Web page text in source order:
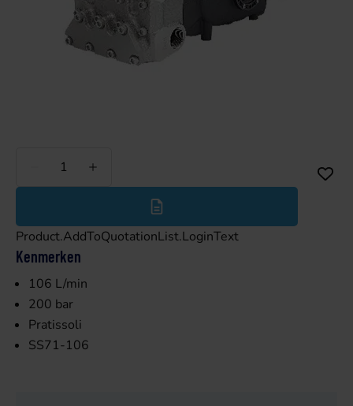
Minder
Product.AddToQuotationList.LoginText
Kenmerken
106 L/min
200 bar
Pratissoli
SS71-106